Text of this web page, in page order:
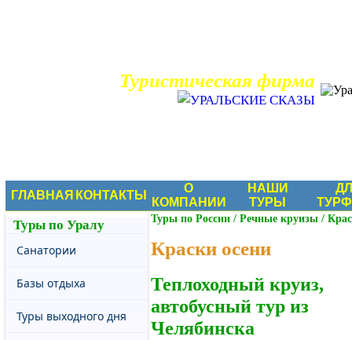
Туристическая фирма
ГЛАВНАЯ КОНТАКТЫ
О
КОМПАНИИ
НАШИ
ТУРЫ
Туры по Уралу
Санатории
Базы отдыха
Туры выходного дня
Туры по России / Речные круизы /
Краски осени
Теплоходный круиз,
автобусный тур из
Челябинска